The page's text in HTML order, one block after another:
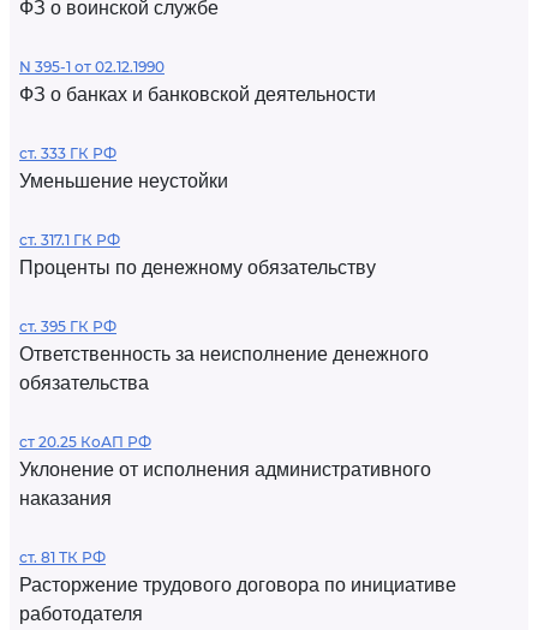
ФЗ о воинской службе
N 395-1 от 02.12.1990
ФЗ о банках и банковской деятельности
ст. 333 ГК РФ
Уменьшение неустойки
ст. 317.1 ГК РФ
Проценты по денежному обязательству
ст. 395 ГК РФ
Ответственность за неисполнение денежного
обязательства
ст 20.25 КоАП РФ
Уклонение от исполнения административного
наказания
ст. 81 ТК РФ
Расторжение трудового договора по инициативе
работодателя